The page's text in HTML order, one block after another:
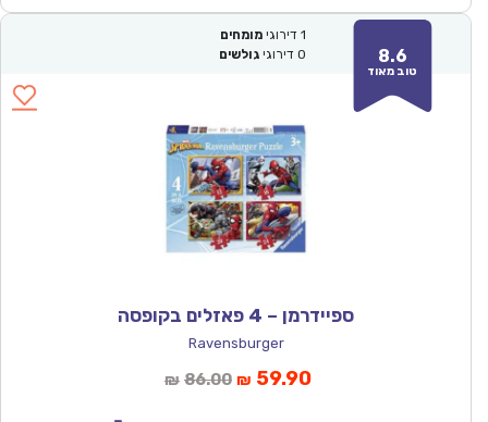
8.6
טוב מאוד
1 דירוגי מומחים
0 דירוגי גולשים
ספיידרמן – 4 פאזלים בקופסה
Ravensburger
₪ 86.00המחיר
₪ 59.90המחיר